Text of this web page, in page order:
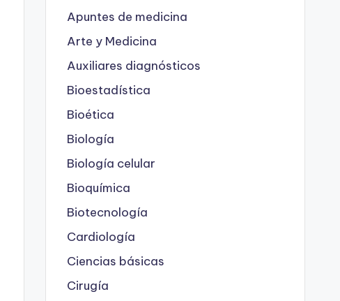
Apuntes de medicina
Arte y Medicina
Auxiliares diagnósticos
Bioestadística
Bioética
Biología
Biología celular
Bioquímica
Biotecnología
Cardiología
Ciencias básicas
Cirugía